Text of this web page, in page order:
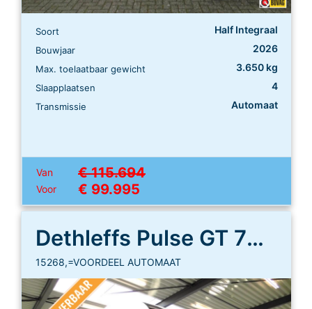
Soort Half Integraal
Bouwjaar 2026
Max. toelaatbaar gewicht 3.650 kg
Slaapplaatsen 4
Transmissie Automaat
Van € 115.694
Voor € 99.995
Dethleffs Pulse GT 7051 EB
15268,=VOORDEEL AUTOMAAT